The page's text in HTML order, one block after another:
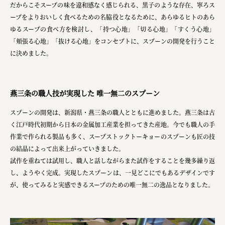
だからこそスープの味を違和感なく感じられる、黒子のような存在、寧ろス
ープをよりおいしく食べるための名脇役となるために、あらゆるヒトのあら
ゆるスープの食べ方を検討し、「持つ心地」「切る心地」「すくう心地」
「頬張る心地」「抜ける心地」をコンセプトに、スプーンの開発を行うこと
に決めました。​
燕三条の職人技が実現した 唯一無二のスプーン
​スプーンの開発は、新潟県・燕三条の職人とともに進めました。燕三条は古
く江戸時代初期から日本の金属加工産業を担ってきた産地。今でも職人の手
作業で作られる製品も多く、スープストックトーキョーのスプーンも匠の技
の結晶によって出来上がっていきました。
試作を重ねては試用し、職人と話しながらまた試作をすることを幾多繰り返
し、ようやく完成。実現したスプーンは、一見どこにでもあるデザインです
が、使ってみると実感できるスープのための唯一無二の逸品となりました。